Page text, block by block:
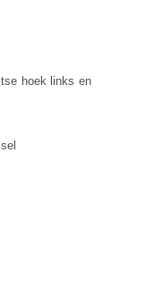
hoek links en